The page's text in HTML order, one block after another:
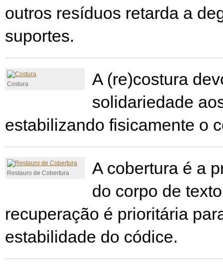
outros resíduos retarda a
suportes.
Costura
A (re)costura
solidariedade
estabilizando fisicamente o
Restauro de Cobertura
A cobertura é a
do corpo de
recuperação é prioritária
estabilidade do códice.